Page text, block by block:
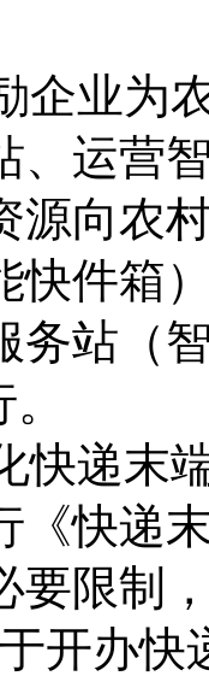
企业为
、运营
源向农
快件箱
务站（
快递末
《快递
要限制
开办